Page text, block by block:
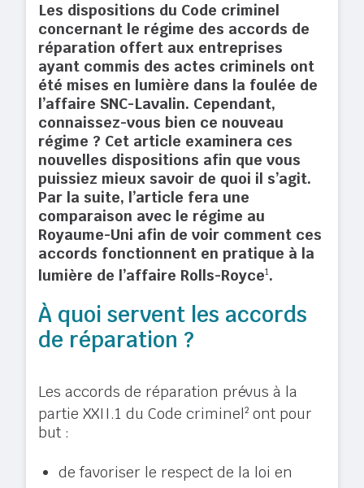
Les dispositions du Code criminel
concernant le régime des accords de
réparation offert aux entreprises
ayant commis des actes criminels ont
été mises en lumière dans la foulée de
l’affaire SNC-Lavalin. Cependant,
connaissez-vous bien ce nouveau
régime ? Cet article examinera ces
nouvelles dispositions afin que vous
puissiez mieux savoir de quoi il s’agit.
Par la suite, l’article fera une
comparaison avec le régime au
Royaume-Uni afin de voir comment ces
accords fonctionnent en pratique à la
lumière de l’affaire Rolls-Royce1.
À quoi servent les accords
de réparation ?
Les accords de réparation prévus à la
partie XXII.1 du Code criminel2 ont pour
but :
de favoriser le respect de la loi en